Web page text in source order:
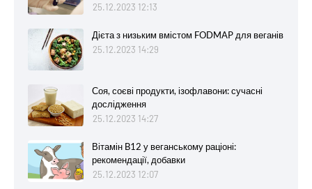
25.12.2023 12:13
Дієта з низьким вмістом FODMAP для веганів
25.12.2023 14:29
Соя, соєві продукти, ізофлавони: сучасні
дослідження
25.12.2023 14:27
Вітамін B12 у веганському раціоні:
рекомендації, добавки
25.12.2023 12:07